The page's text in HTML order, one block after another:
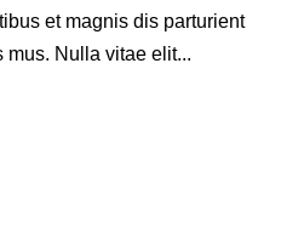
et magnis dis parturient
mus. Nulla vitae elit...